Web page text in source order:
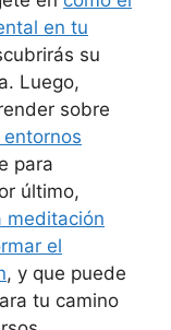
en tu
su
Luego,
sobre
para
último,
meditación
el
, y que puede
tu camino